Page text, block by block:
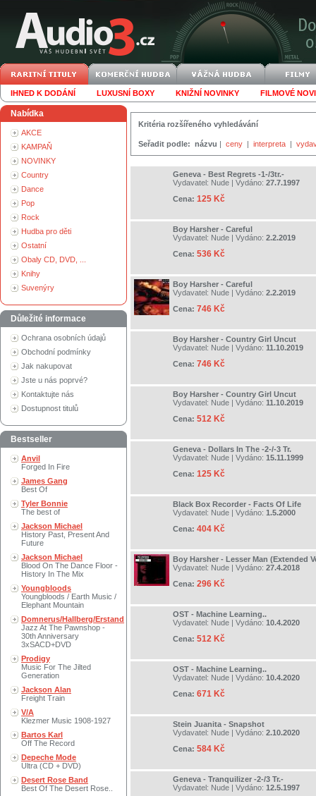
IHNED K DODÁNÍ LUXUSNÍ BOXY KNIŽNÍ NOVINKY FILMOVÉ
Nabídka
AKCE
KAMPAŇ
NOVINKY
Country
Dance
Pop
Rock
Hudba pro děti
Ostatní
Obaly CD, DVD, ...
Knihy
Suvenýry
Důležité informace
Ochrana osobních údajů
Obchodní podmínky
Jak nakupovat
Jste u nás poprvé?
Kontaktujte nás
Dostupnost titulů
Bestseller
Anvil
Forged In Fire
James Gang
Best Of
Tyler Bonnie
The best of
Jackson Michael
History Past, Present And
Future
Jackson Michael
Blood On The Dance Floor -
History In The Mix
Youngbloods
Youngbloods / Earth Music /
Elephant Mountain
Domnerus/Hallberg/Erstand
Jazz At The Pawnshop -
30th Anniversary
3xSACD+DVD
Prodigy
Music For The Jilted
Generation
Jackson Alan
Freight Train
V/A
Klezmer Music 1908-1927
Bartos Karl
Off The Record
Depeche Mode
Ultra (CD + DVD)
Desert Rose Band
Best Of The Desert Rose..
Kritéria rozšířeného vyhledávání
Seřadit podle: názvu | ceny | interpreta |
Geneva - Best Regrets -1-/3tr.-
Vydavatel: Nude | Vydáno: 27.7.1997
Cena: 125 Kč
Boy Harsher - Careful
Vydavatel: Nude | Vydáno: 2.2.2019
Cena: 536 Kč
Boy Harsher - Careful
Vydavatel: Nude | Vydáno: 2.2.2019
Cena: 746 Kč
Boy Harsher - Country Girl Uncut
Vydavatel: Nude | Vydáno: 11.10.2019
Cena: 746 Kč
Boy Harsher - Country Girl Uncut
Vydavatel: Nude | Vydáno: 11.10.2019
Cena: 512 Kč
Geneva - Dollars In The -2-/-3 Tr.
Vydavatel: Nude | Vydáno: 15.11.1999
Cena: 125 Kč
Black Box Recorder - Facts Of Life
Vydavatel: Nude | Vydáno: 1.5.2000
Cena: 404 Kč
Boy Harsher - Lesser Man (Extended
Vydavatel: Nude | Vydáno: 27.4.2018
Cena: 296 Kč
OST - Machine Learning..
Vydavatel: Nude | Vydáno: 10.4.2020
Cena: 512 Kč
OST - Machine Learning..
Vydavatel: Nude | Vydáno: 10.4.2020
Cena: 671 Kč
Stein Juanita - Snapshot
Vydavatel: Nude | Vydáno: 2.10.2020
Cena: 584 Kč
Geneva - Tranquilizer -2-/3 Tr.-
Vydavatel: Nude | Vydáno: 12.5.1997